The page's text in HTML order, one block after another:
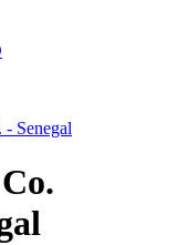
Senegal